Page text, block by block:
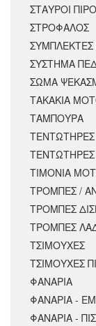
ΣΤΑΥΡΟΙ
ΣΤΡΟΦΑΛΟΣ
ΣΥΜΠΛΕΚΤΕΣ
ΣΥΣΤΗΜΑ
ΣΩΜΑ
ΤΑΚΑΚΙΑ
ΤΑΜΠΟΥΡΑ
ΤΕΝΤΩΤΗΡΕΣ
ΤΙΜΟΝΙΑ
ΤΡΟΜΠΕΣ /
ΤΡΟΜΠΕΣ
ΤΡΟΜΠΕΣ
ΤΣΙΜΟΥΧΕΣ
ΤΣΙΜΟΥΧΕΣ
ΦΑΝΑΡΙΑ
ΦΑΝΑΡΙΑ -
ΦΑΝΑΡΙΑ -